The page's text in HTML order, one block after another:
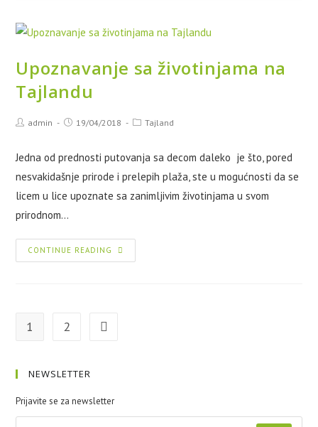
Upoznavanje sa životinjama na
Tajlandu
admin 19/04/2018 Tajland
Jedna od prednosti putovanja sa decom daleko je što, pored
nesvakidašnje prirode i prelepih plaža, ste u mogućnosti da se
licem u lice upoznate sa zanimljivim životinjama u svom
prirodnom…
CONTINUE READING
1 2
NEWSLETTER
Prijavite se za newsletter